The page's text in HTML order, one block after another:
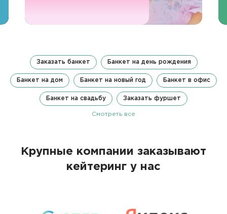
Заказать банкет Банкет на день рождения
Банкет на дом Банкет на новый год Банкет в офис
Банкет на свадьбу Заказать фуршет
Смотреть все
Крупные компании заказывают
кейтеринг у нас